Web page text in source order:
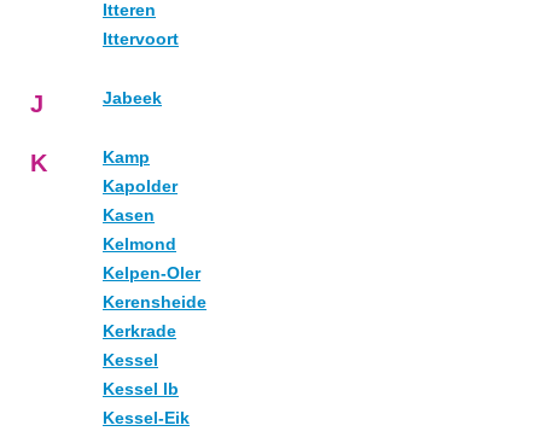
Itteren
Ittervoort
J Jabeek
K
Kamp
Kapolder
Kasen
Kelmond
Kelpen-Oler
Kerensheide
Kerkrade
Kessel
Kessel lb
Kessel-Eik